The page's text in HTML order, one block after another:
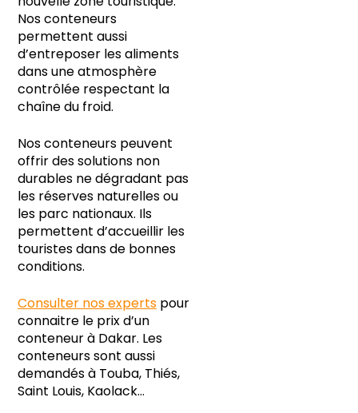
Nos conteneurs
permettent aussi
d’entreposer les aliments
dans une atmosphère
contrôlée respectant la
chaîne du froid.
Nos conteneurs peuvent
offrir des solutions non
durables ne dégradant pas
les réserves naturelles ou
les parc nationaux. Ils
permettent d’accueillir les
touristes dans de bonnes
conditions.
Consulter nos expertspour
connaitre le prix d’un
conteneur à Dakar. Les
conteneurs sont aussi
demandés à Touba, Thiés,
Saint Louis, Kaolack…